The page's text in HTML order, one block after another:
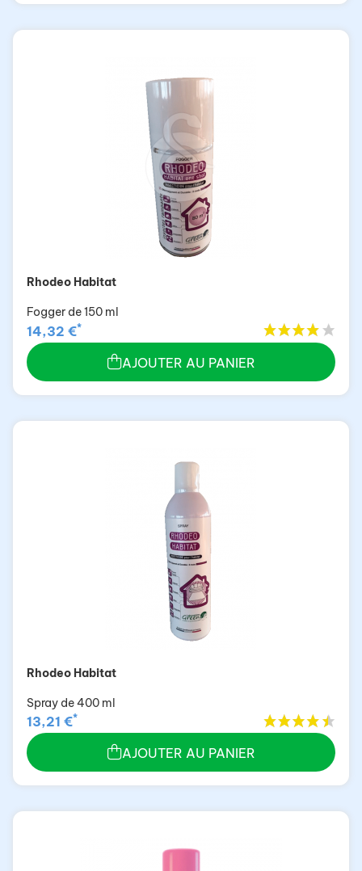
Rhodeo Habitat
Fogger de 150 ml
14,32 €*
AJOUTER AU PANIER
Rhodeo Habitat
Spray de 400 ml
13,21 €*
AJOUTER AU PANIER